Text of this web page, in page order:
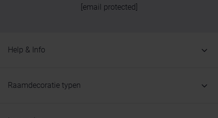
[email protected]
Help & Info
Raamdecoratie typen